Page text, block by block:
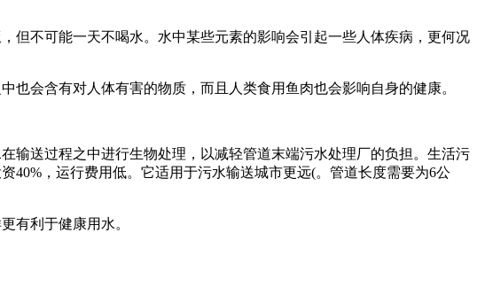
不可能一天不喝水。水中某些元素的影响会引起一些人体疾病，更何况
会含有对人体有害的物质，而且人类食用鱼肉也会影响自身的健康。
送过程之中进行生物处理，以减轻管道末端污水处理厂的负担。生活污
40%，运行费用低。它适用于污水输送城市更远(。管道长度需要为6公
有利于健康用水。